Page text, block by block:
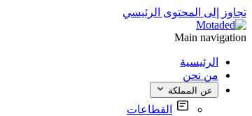
تجاوز إلى المحتوى الرئيسي
Main navigation
الرئيسية
من نحن
عن المملكة
القطاعات